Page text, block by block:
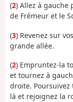
(2) Allez à
de Frémeur et le
(3) Revenez sur
grande allée.
(2) Empruntez-la
et tournez à
droite. Poursuivez
là et rejoignez la